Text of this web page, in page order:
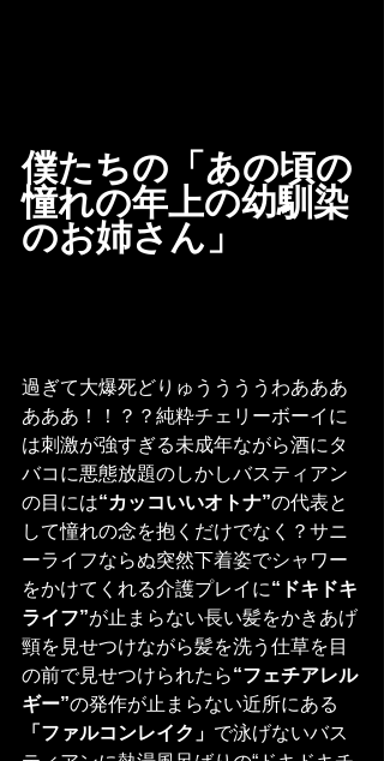
僕たちの「あの頃の
憧れの年上の幼馴染
のお姉さん」
過ぎて大爆死どりゅううううわあああ
あああ！！？？純粋チェリーボーイに
は刺激が強すぎる未成年ながら酒にタ
バコに悪態放題のしかしバスティアン
の目には“カッコいいオトナ”の代表と
して憧れの念を抱くだけでなく？サニ
ーライフならぬ突然下着姿でシャワー
をかけてくれる介護プレイに“ドキドキ
ライフ”が止まらない長い髪をかきあげ
頸を見せつけながら髪を洗う仕草を目
の前で見せつけられたら“フェチアレル
ギー”の発作が止まらない近所にある
「ファルコンレイク」 で泳げないバス